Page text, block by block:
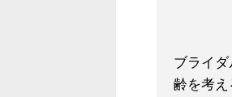
ブライ
齢を考